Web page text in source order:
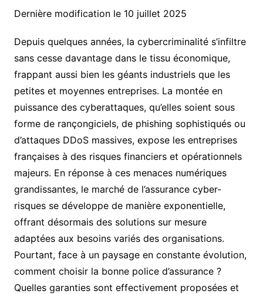
Dernière modification le 10 juillet 2025
Depuis quelques années, la cybercriminalité s’infiltre
sans cesse davantage dans le tissu économique,
frappant aussi bien les géants industriels que les
petites et moyennes entreprises. La montée en
puissance des cyberattaques, qu’elles soient sous
forme de rançongiciels, de phishing sophistiqués ou
d’attaques DDoS massives, expose les entreprises
françaises à des risques financiers et opérationnels
majeurs. En réponse à ces menaces numériques
grandissantes, le marché de l’assurance cyber-
risques se développe de manière exponentielle,
offrant désormais des solutions sur mesure
adaptées aux besoins variés des organisations.
Pourtant, face à un paysage en constante évolution,
comment choisir la bonne police d’assurance ?
Quelles garanties sont effectivement proposées et